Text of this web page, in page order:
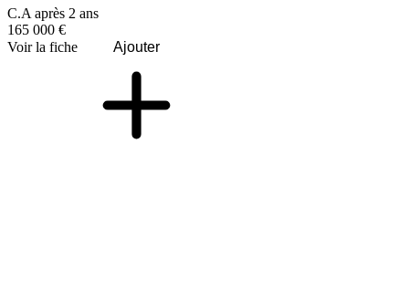
C.A après 2 ans
165 000 €
Voir la fiche
Ajouter